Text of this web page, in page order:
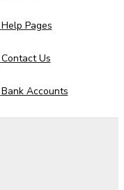
Help Pages
Contact Us
Bank Accounts